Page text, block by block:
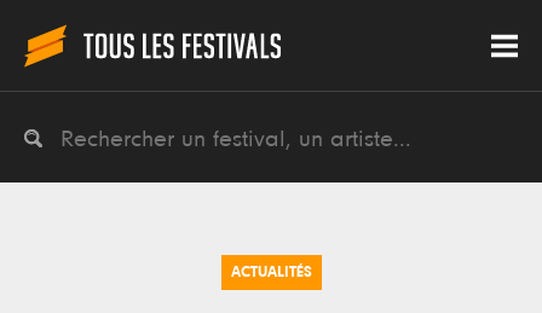
ACTUALITÉS